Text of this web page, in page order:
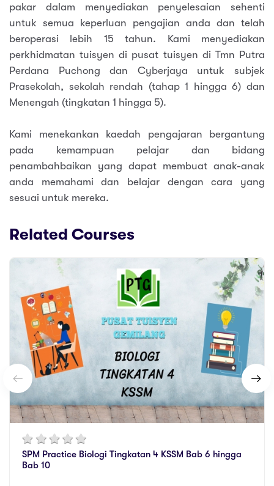
pakar dalam menyediakan penyelesaian sehenti
untuk semua keperluan pengajian anda dan telah
beroperasi lebih 15 tahun. Kami menyediakan
perkhidmatan tuisyen di pusat tuisyen di Tmn Putra
Perdana Puchong dan Cyberjaya untuk subjek
Prasekolah, sekolah rendah (tahap 1 hingga 6) dan
Menengah (tingkatan 1 hingga 5).
Kami menekankan kaedah pengajaran bergantung
pada kemampuan pelajar dan bidang
penambahbaikan yang dapat membuat anak-anak
anda memahami dan belajar dengan cara yang
sesuai untuk mereka.
Related Courses
SPM Practice Biologi Tingkatan 4 KSSM Bab 6 hingga
Bab 10